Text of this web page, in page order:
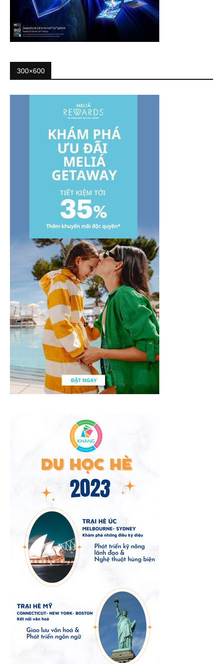
300×600